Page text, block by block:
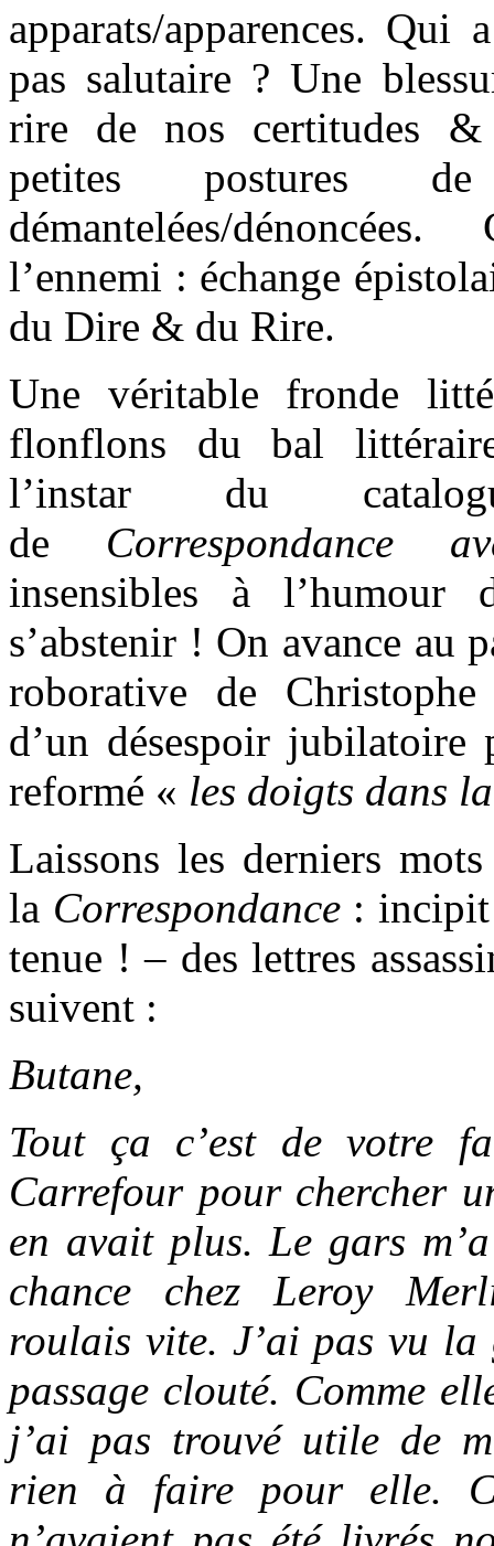
apparats/apparences.
pas salutaire ? Une
rire de nos certitudes &
petites postures
démantelées/
l’ennemi : échange
du Dire & du Rire.
Une véritable fronde
flonflons du bal
l’instar du
de Correspondance
insensibles à l’humour
s’abstenir ! On avance au
roborative de
d’un désespoir
reformé « les doigts dans
Laissons les derniers
la Correspondance : incipit
tenue ! – des lettres
suivent :
Butane,
Tout ça c’est de votre
Carrefour pour chercher
en avait plus. Le gars
chance chez Leroy
roulais vite. J’ai pas vu
passage clouté. Comme
j’ai pas trouvé utile de
rien à faire pour elle.